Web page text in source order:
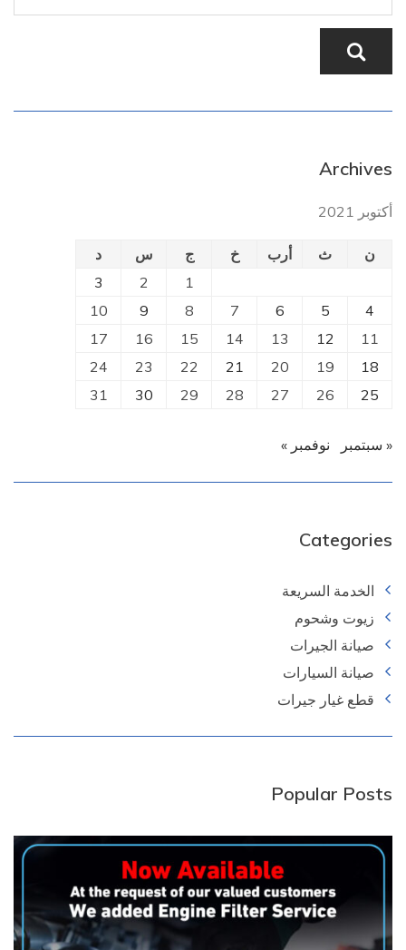
Archives
أكتوبر 2021
ن ث أرب خ ج س
د
1
2
3
4
5
6
7
8
9
10
11
12
13
14
15
16
17
18
19
20
21
22
23
24
25
26
27
28
29
30
31
« سبتمبر نوفمبر »
Categories
الخدمة السريعة
زيوت وشحوم
صيانة الجيرات
صيانة السيارات
قطع غيار جيرات
Popular Posts